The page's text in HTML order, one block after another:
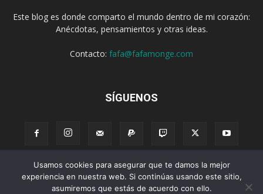
Este blog es donde comparto el mundo dentro de mi corazón:
Anécdotas, pensamientos y otras ideas.
Contacto: fafa@fafamonge.com
SÍGUENOS
Acerca de Donar Radio Podcast Contenido
Publicidad
Suscribirse
Privacidad Términos y Condiciones
Usamos cookies para asegurar que te damos la mejor
experiencia en nuestra web. Si continúas usando este sitio,
asumiremos que estás de acuerdo con ello.